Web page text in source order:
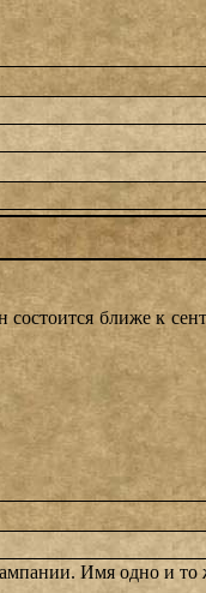
ближе к
Имя одно и